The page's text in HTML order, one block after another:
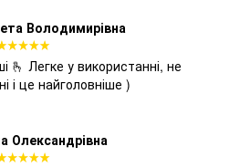
Володимирівна
🫰 Легке у використанні, не
і це найголовніше )
Олександрівна